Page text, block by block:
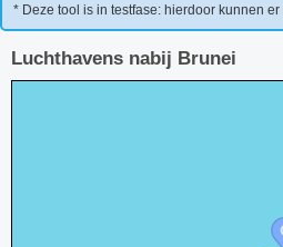
* Deze tool is in testfase: hierdoor kunnen
Luchthavens nabij Brunei